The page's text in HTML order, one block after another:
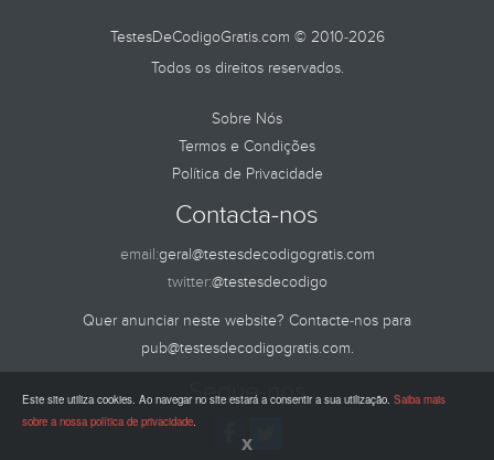
TestesDeCodigoGratis.com © 2010-2026
Todos os direitos reservados.
Sobre Nós
Termos e Condições
Política de Privacidade
Contacta-nos
email:geral@testesdecodigogratis.com
twitter:@testesdecodigo
Quer anunciar neste website? Contacte-nos para
pub@testesdecodigogratis.com.
Segue-nos
Este site utiliza cookies. Ao navegar no site estará a consentir a sua utilização. Saiba mais
sobre a nossa política de privacidade.
x